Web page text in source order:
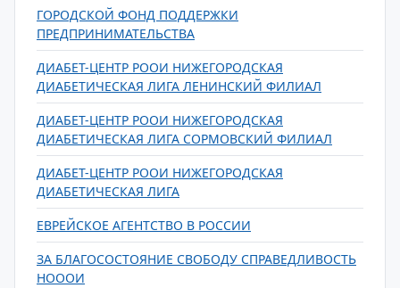
ГОРОДСКОЙ ФОНД ПОДДЕРЖКИ
ПРЕДПРИНИМАТЕЛЬСТВА
ДИАБЕТ-ЦЕНТР РООИ НИЖЕГОРОДСКАЯ
ДИАБЕТИЧЕСКАЯ ЛИГА ЛЕНИНСКИЙ ФИЛИАЛ
ДИАБЕТ-ЦЕНТР РООИ НИЖЕГОРОДСКАЯ
ДИАБЕТИЧЕСКАЯ ЛИГА СОРМОВСКИЙ ФИЛИАЛ
ДИАБЕТ-ЦЕНТР РООИ НИЖЕГОРОДСКАЯ
ДИАБЕТИЧЕСКАЯ ЛИГА
ЕВРЕЙСКОЕ АГЕНТСТВО В РОССИИ
ЗА БЛАГОСОСТОЯНИЕ СВОБОДУ СПРАВЕДЛИВОСТЬ
НОООИ